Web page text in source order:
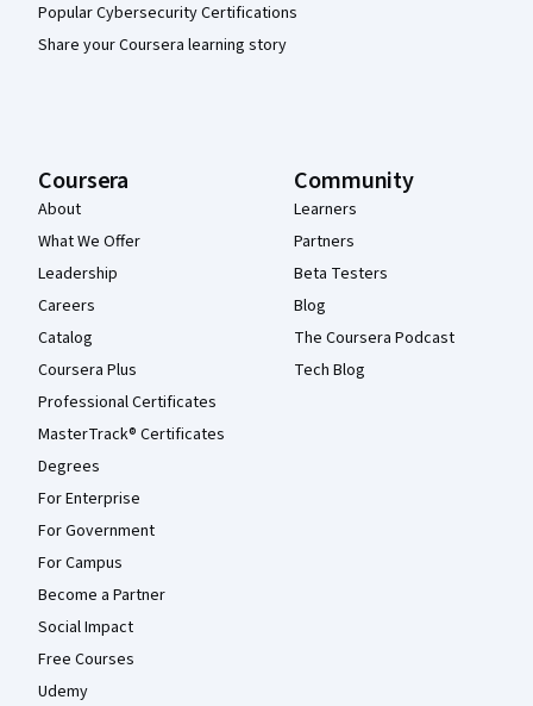
Popular Cybersecurity Certifications
Share your Coursera learning story
Coursera
About
What We Offer
Leadership
Careers
Catalog
Coursera Plus
Professional Certificates
MasterTrack® Certificates
Degrees
For Enterprise
For Government
For Campus
Become a Partner
Social Impact
Free Courses
Udemy
Community
Learners
Partners
Beta Testers
Blog
The Coursera Podcast
Tech Blog